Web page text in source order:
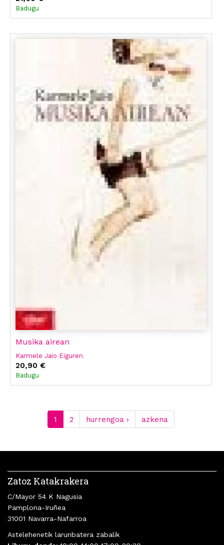
Badugu
Musika airean
Karmele Jaio Eiguren
20,90 €
Badugu
1 2 hurrengoa › azkena
Zatoz Katakrakera
C/Mayor 54 K Nagusia
Pamplona-Iruñea
31001 Navarra-Nafarroa
Astelehenetik larunbatera zabalik